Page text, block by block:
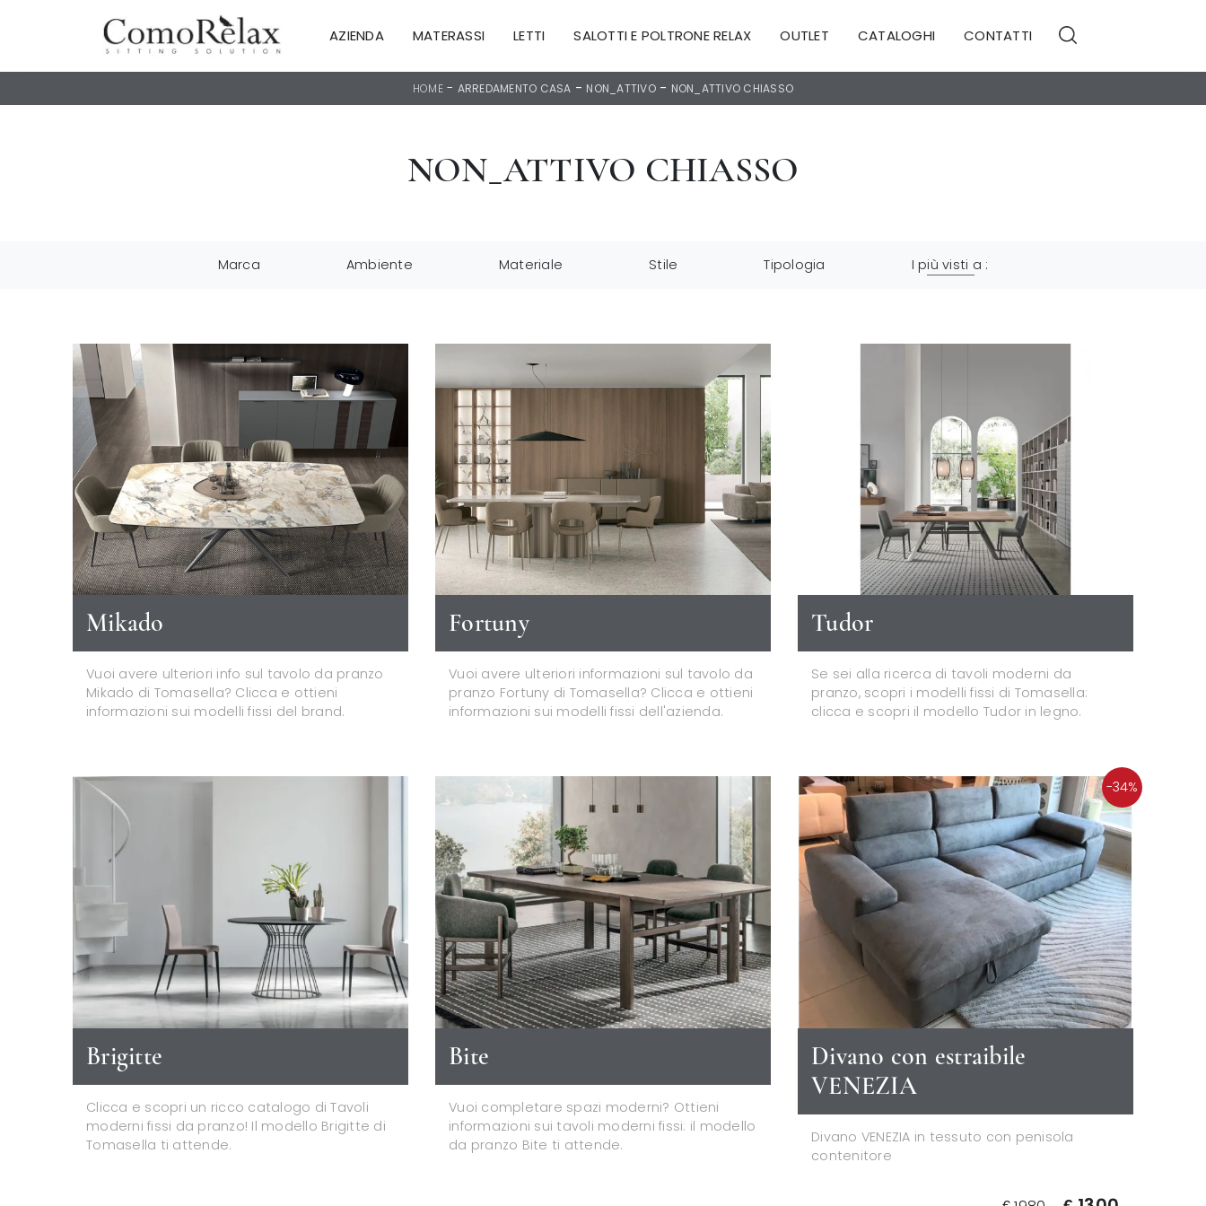
AZIENDA MATERASSI LETTI SALOTTI E POLTRONE RELAX OUTLET CATALOGHI CONTATTI
HOME- ARREDAMENTO CASA - NON_ATTIVO- NON_ATTIVO CHIASSO
NON_ATTIVO CHIASSO
Marca Ambiente Materiale Stile Tipologia I più visti a :
Mikado
Vuoi avere ulteriori info sul tavolo da pranzo
Mikado di Tomasella? Clicca e ottieni
informazioni sui modelli fissi del brand.
Fortuny
Vuoi avere ulteriori informazioni sul tavolo da
pranzo Fortuny di Tomasella? Clicca e ottieni
informazioni sui modelli fissi dell'azienda.
Tudor
Se sei alla ricerca di tavoli moderni da
pranzo, scopri i modelli fissi di Tomasella:
clicca e scopri il modello Tudor in legno.
Brigitte
Clicca e scopri un ricco catalogo di Tavoli
moderni fissi da pranzo! Il modello Brigitte di
Tomasella ti attende.
Bite
Vuoi completare spazi moderni? Ottieni
informazioni sui tavoli moderni fissi: il modello
da pranzo Bite ti attende.
Divano con estraibile
VENEZIA
Divano VENEZIA in tessuto con penisola
contenitore
-34%